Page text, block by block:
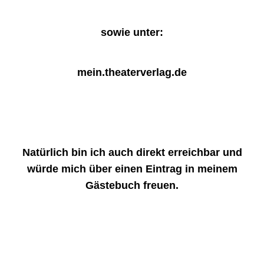
sowie unter:
mein.theaterverlag.de
Natürlich bin ich auch direkt erreichbar und
würde mich über einen Eintrag in meinem
Gästebuch freuen.